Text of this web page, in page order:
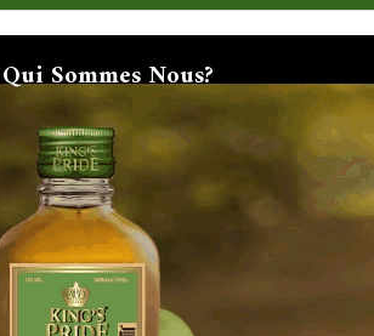
Qui Sommes Nous?